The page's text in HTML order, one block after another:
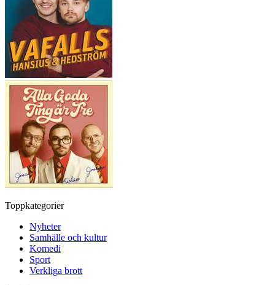
Toppkategorier
Nyheter
Samhälle och kultur
Komedi
Sport
Verkliga brott